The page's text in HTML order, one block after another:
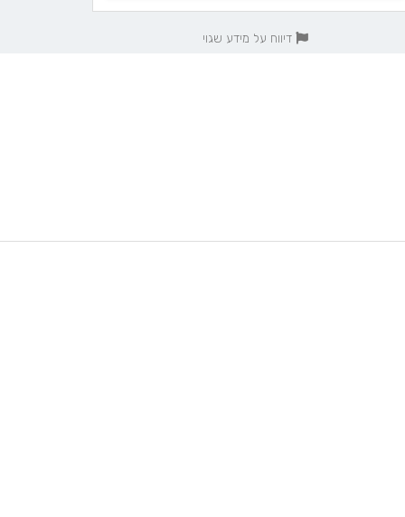
דיווח על מידע שגוי